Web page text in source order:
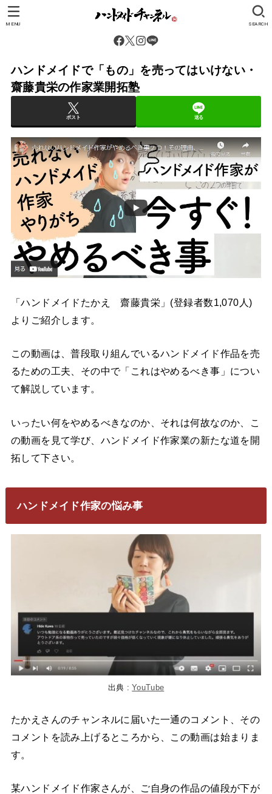
SEARCH
MENU
ハンドメイドで「もの」を売ってはいけない・
齋藤貴栄の作家業開拓塾
ポスト 送る
「ハンドメイドたかえ 齋藤貴栄」(登録者数1,070人)
よりご紹介します。
この動画は、普段取り組んでいるハンドメイド作品を売
るための工夫、その中で「これはやめるべき事」につい
て解説しています。
いったい何をやめるべきなのか、それは何故なのか、こ
の動画を見て学び、ハンドメイド作家業の新たな道を開
拓して下さい。
ハンドメイド作家の悩み事
出典 :YouTube
たかえさんのチャンネルに届いた一通のコメント、その
コメントを読み上げるところから、この動画は始まりま
す。
某ハンドメイド作家さんが、ご自身の作品の値段が下が